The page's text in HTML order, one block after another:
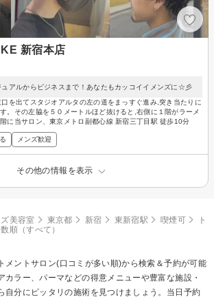
新宿本店
アルからビジネスまで！あなたもカッコイイメンズに☆彡
を出てスタジオアルタの左の道をまっすぐ進み,突き当たりに
。その左脇を５０メートルほど抜けると,右側に１階がラーメ
に当サロン、東京メトロ副都心線 新宿三丁目駅 徒歩10分
メンズ歓迎
その他の情報を表示
ズ美容室 東京都 新宿 東新宿駅 喫煙可
ト
順（すべて）
メントサロン(口コミが多い順)から検索＆予約が可能
カラー、パーマなどの得意メニューや豊富な施設・
自分にピッタリの施術を見つけましょう。当日予約